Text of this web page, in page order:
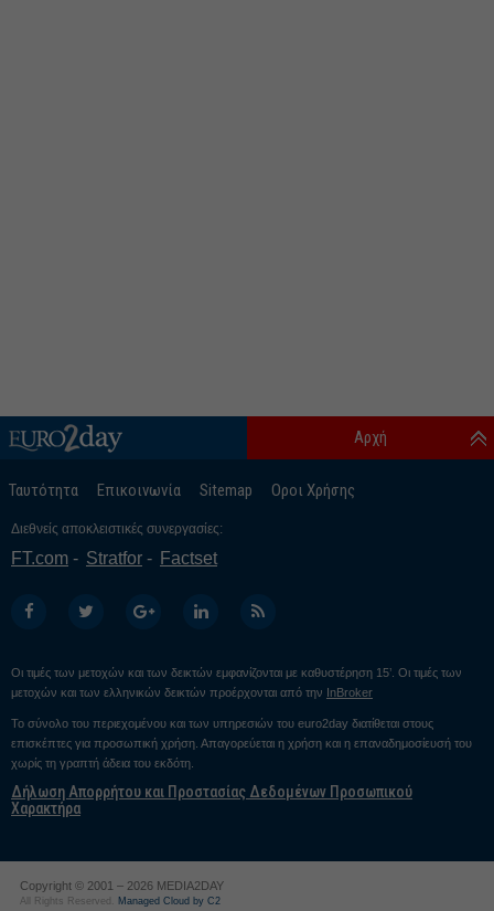
Ταυτότητα Επικοινωνία Sitemap Οροι Χρήσης
Αρχή
Διεθνείς αποκλειστικές συνεργασίες:
FT.com Stratfor Factset
Οι τιμές των μετοχών και των δεικτών εμφανίζονται με καθυστέρηση 15’. Οι τιμές των
μετοχών και των ελληνικών δεικτών προέρχονται από την InBroker
Το σύνολο του περιεχομένου και των υπηρεσιών του euro2day διατίθεται στους
επισκέπτες για προσωπική χρήση. Απαγορεύεται η χρήση και η επαναδημοσίευσή του
χωρίς τη γραπτή άδεια του εκδότη.
Δήλωση Απορρήτου και Προστασίας Δεδομένων Προσωπικού
Χαρακτήρα
Copyright © 2001 – 2026 MEDIA2DAY
All Rights Reserved. Managed Cloud by C2